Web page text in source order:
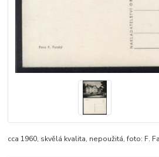
cca 1960, skvělá kvalita, nepoužitá, foto: F.